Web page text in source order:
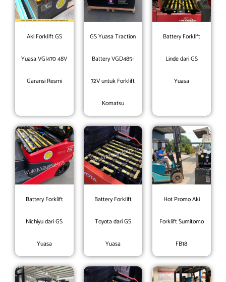
Aki Forklift GS
Yuasa VGI470 48V
Garansi Resmi
GS Yuasa Traction
Battery VGD485-
72V untuk Forklift
Komatsu
Battery Forklift
Linde dari GS
Yuasa
Battery Forklift
Nichiyu dari GS
Yuasa
Battery Forklift
Toyota dari GS
Yuasa
Hot Promo Aki
Forklift Sumitomo
FB18